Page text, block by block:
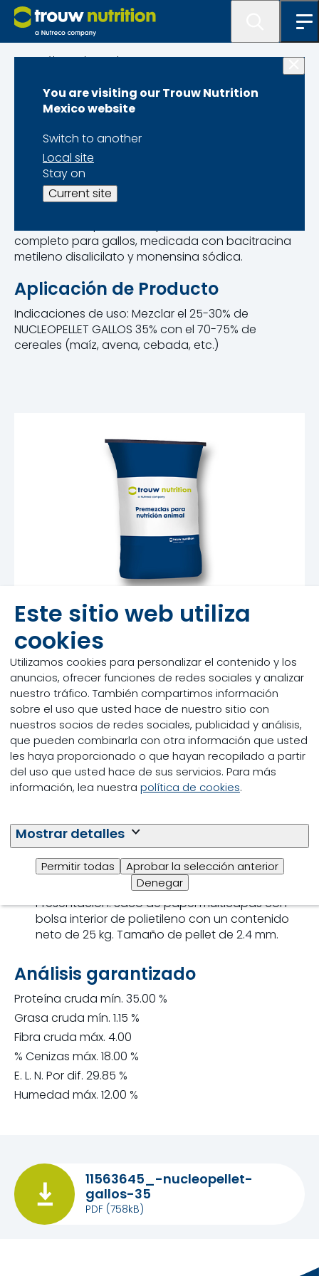
Este sitio web utiliza
cookies
Utilizamos cookies para personalizar el contenido y los
anuncios, ofrecer funciones de redes sociales y analizar
nuestro tráfico. También compartimos información
sobre el uso que usted hace de nuestro sitio con
nuestros socios de redes sociales, publicidad y análisis,
que pueden combinarla con otra información que usted
les haya proporcionado o que hayan recopilado a partir
del uso que usted hace de sus servicios. Para más
información, lea nuestra política de cookies.
Mostrar detalles
Permitir todas
Aprobar la selección anterior
Denegar
You are visiting our Trouw Nutrition
Mexico website
Switch to another
Local site
Stay on
Current site
Catálogo de Productos
Nucleopellet Gallos
35%
completo para gallos, medicada con bacitracina
metileno disalicilato y monensina sódica.
Aplicación de Producto
Indicaciones de uso: Mezclar el 25-30% de
NUCLEOPELLET GALLOS 35% con el 70-75% de
cereales (maíz, avena, cebada, etc.)
Especificaciones
Advertencias: No utilizar como alimento único.
Para uso exclusivo en gallos. Almacenar en un
lugar fresco, seco y protegido de la luz.
Vía de administración: Oral.
Presentación: Saco de papel multicapas con
bolsa interior de polietileno con un contenido
neto de 25 kg. Tamaño de pellet de 2.4 mm.
Análisis garantizado
Proteína cruda mín. 35.00 %
Grasa cruda mín. 1.15 %
Fibra cruda máx. 4.00
% Cenizas máx. 18.00 %
E. L. N. Por dif. 29.85 %
Humedad máx. 12.00 %
11563645_-nucleopellet-
gallos-35
PDF (758kB)